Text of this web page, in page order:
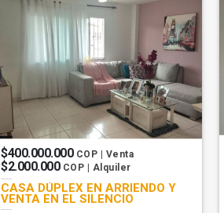
$400.000.000 COP | Venta
$2.000.000 COP | Alquiler
CASA DÚPLEX EN ARRIENDO Y
VENTA EN EL SILENCIO